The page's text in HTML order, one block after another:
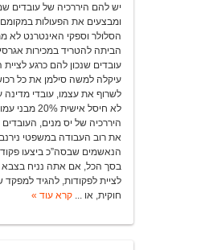
יש להם היררכיה של עובדים
ומבצעים את הפעולות
הסלולר וספקי האינטרנט לא
הביתה להטריד במכירות
עובדים שנכון להם כרגע
עיקלה למשה סילמן את כל
לשרוף את עצמו, עובדי מדינה
לא חיסל אישית
היררכיה של יס מנים,
את רוב העבודה במשפטי
הנאשמים שבסה”כ ביצעו
בסך הכל, אם אתה נניח בצבא
לציית לפקודות, להגיד
חוקית, או ...קרא עוד »